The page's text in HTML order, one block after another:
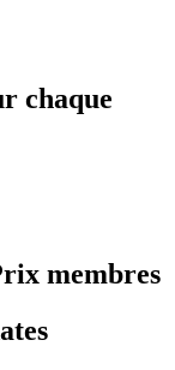
chaque
membres